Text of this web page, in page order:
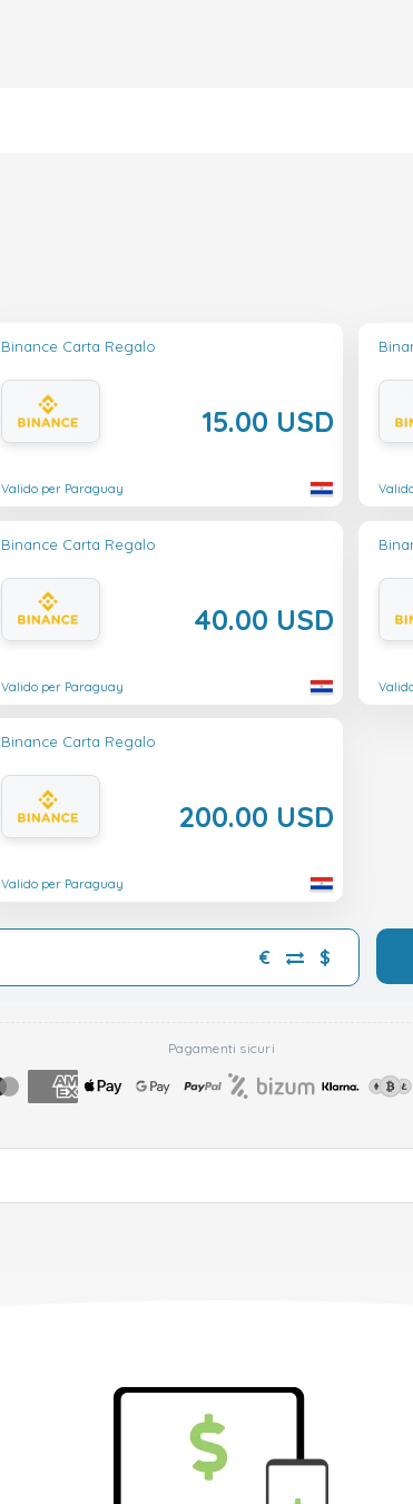
Binance Carta Regalo
15.00 USD
Valido per Paraguay
Binance Carta Regalo
40.00 USD
Valido per Paraguay
Binance Carta Regalo
200.00 USD
Valido per Paraguay
€ $
Pagamenti sicuri